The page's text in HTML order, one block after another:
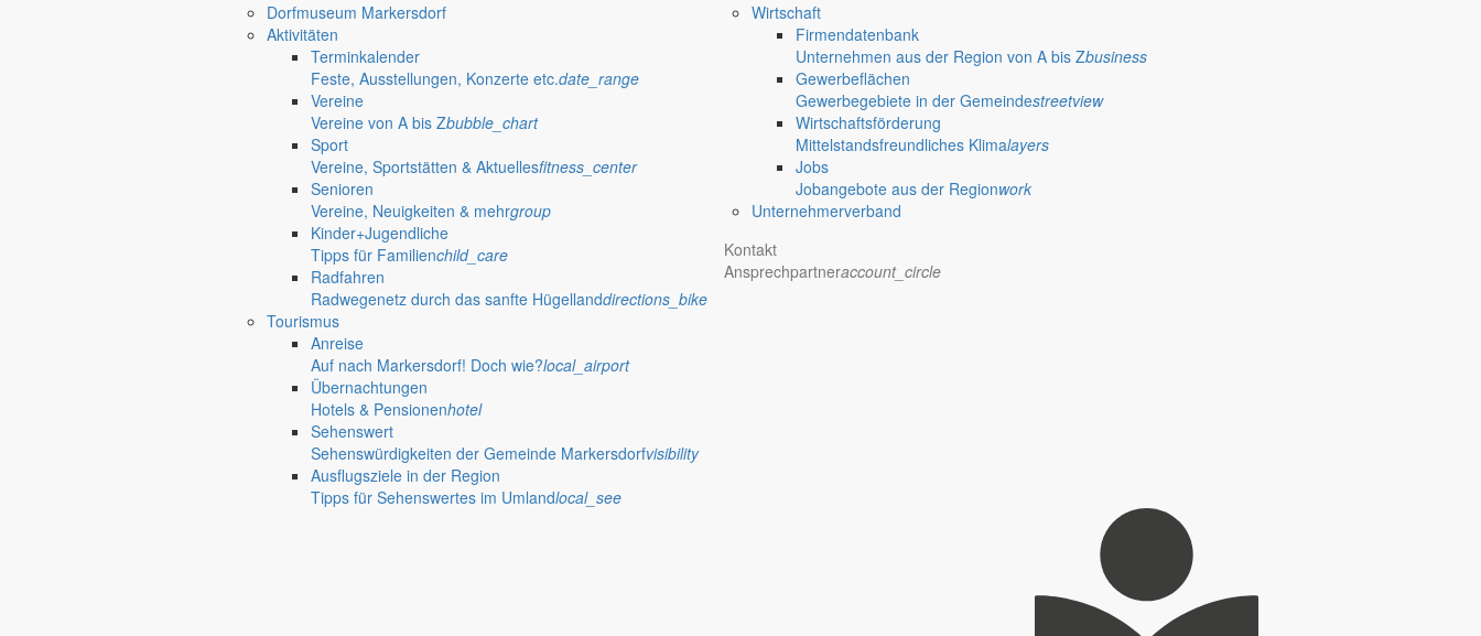
Dorfmuseum Markersdorf
Aktivitäten
Terminkalender
Feste, Ausstellungen, Konzerte etc.date_range
Vereine
Vereine von A bis Zbubble_chart
Sport
Vereine, Sportstätten & Aktuellesfitness_center
Senioren
Vereine, Neuigkeiten & mehrgroup
Kinder+Jugendliche
Tipps für Familienchild_care
Radfahren
Radwegenetz durch das sanfte Hügellanddirections_bike
Tourismus
Anreise
Auf nach Markersdorf! Doch wie?local_airport
Übernachtungen
Hotels & Pensionenhotel
Sehenswert
Sehenswürdigkeiten der Gemeinde Markersdorfvisibility
Ausflugsziele in der Region
Tipps für Sehenswertes im Umlandlocal_see
Wirtschaft
Firmendatenbank
Unternehmen aus der Region von A bis Zbusiness
Gewerbeflächen
Gewerbegebiete in der Gemeindestreetview
Wirtschaftsförderung
Mittelstandsfreundliches Klimalayers
Jobs
Jobangebote aus der Regionwork
Unternehmerverband
Kontakt
Ansprechpartneraccount_circle
Gemeinde MarkersdorfWeitere Seiten entdecken
nature_people
Leben in der Gemeinde
Kurzportrait der Großgemeinde Markersdorfaccessibility
Kurzportraits der sieben Ortschaftenterrain
Zahlen & Fakten
Einwohnerzahlen, Flächenangaben & mehr
Partnergemeinden der Gemeinde Markersdorf
Geschichte der Gemeinde Markersdorf
Traditionspflege bäuerlichen Lebensphoto_camera